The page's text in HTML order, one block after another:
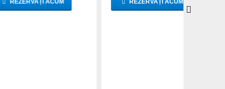
ACUM REZERVAȚI ACUM